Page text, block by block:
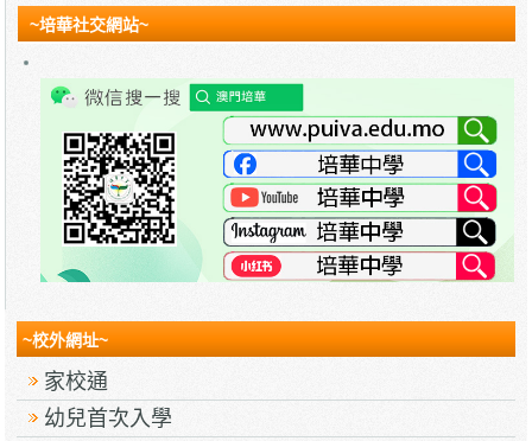
~培華社交網站~
~校外網址~
家校通
幼兒首次入學